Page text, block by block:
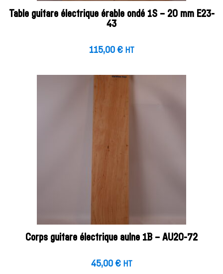
Table guitare électrique érable ondé 1S – 20 mm E23-
43
115,00 € HT
Corps guitare électrique aulne 1B – AU20-72
45,00 € HT